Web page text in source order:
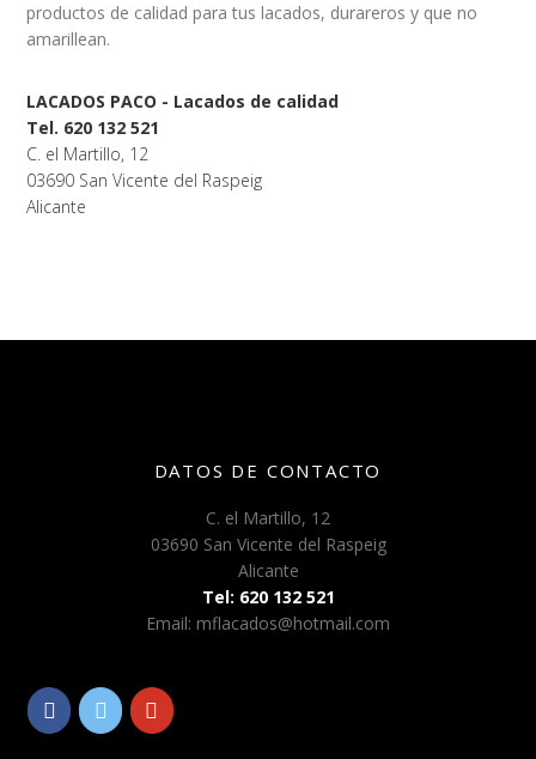
productos de calidad para tus lacados, durareros y que no
amarillean.
LACADOS PACO - Lacados de calidad
Tel. 620 132 521
C. el Martillo, 12
03690 San Vicente del Raspeig
Alicante
DATOS DE CONTACTO
C. el Martillo, 12
03690 San Vicente del Raspeig
Alicante
Tel: 620 132 521
Email: mflacados@hotmail.com